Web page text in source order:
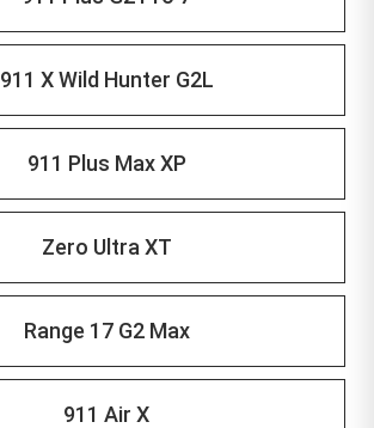
911 X Wild Hunter G2L
911 Plus Max XP
Zero Ultra XT
Range 17 G2 Max
911 Air X